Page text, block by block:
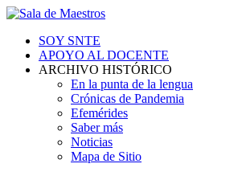
SOY SNTE
APOYO AL DOCENTE
ARCHIVO HISTÓRICO
En la punta de la lengua
Crónicas de Pandemia
Efemérides
Saber más
Noticias
Mapa de Sitio